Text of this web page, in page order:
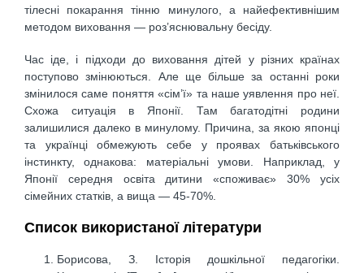
тілесні покарання тінню минулого, а найефективнішим
методом виховання — роз’яснювальну бесіду.
Час іде, і підходи до виховання дітей у різних країнах
поступово змінюються. Але ще більше за останні роки
змінилося саме поняття «сім’ї» та наше уявлення про неї.
Схожа ситуація в Японії. Там багатодітні родини
залишилися далеко в минулому. Причина, за якою японці
та українці обмежують себе у проявах батьківського
інстинкту, однакова: матеріальні умови. Наприклад, у
Японії середня освіта дитини «споживає» 30% усіх
сімейних статків, а вища — 45-70%.
Список використаної літератури
Борисова, З. Історія дошкільної педагогіки.